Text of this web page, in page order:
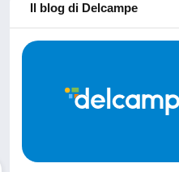
Il blog di Delcampe